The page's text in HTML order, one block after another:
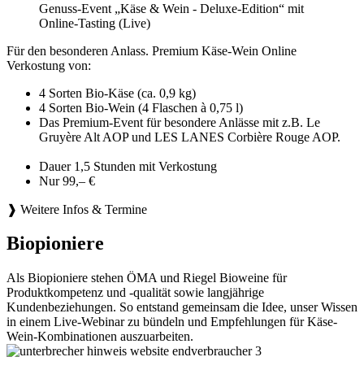
Genuss-Event „Käse & Wein - Deluxe-Edition“ mit
Online-Tasting (Live)
Für den besonderen Anlass. Premium Käse-Wein Online
Verkostung von:
4 Sorten Bio-Käse (ca. 0,9 kg)
4 Sorten Bio-Wein (4 Flaschen à 0,75 l)
Das Premium-Event für besondere Anlässe mit z.B. Le
Gruyère Alt AOP und LES LANES Corbière Rouge AOP.
Dauer 1,5 Stunden mit Verkostung
Nur 99,– €
❱ Weitere Infos & Termine
Biopioniere
Als Biopioniere stehen ÖMA und Riegel Bioweine für
Produktkompetenz und -qualität sowie langjährige
Kundenbeziehungen. So entstand gemeinsam die Idee, unser Wissen
in einem Live-Webinar zu bündeln und Empfehlungen für Käse-
Wein-Kombinationen auszuarbeiten.